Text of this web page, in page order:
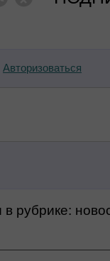
Авторизоваться
рубрике: